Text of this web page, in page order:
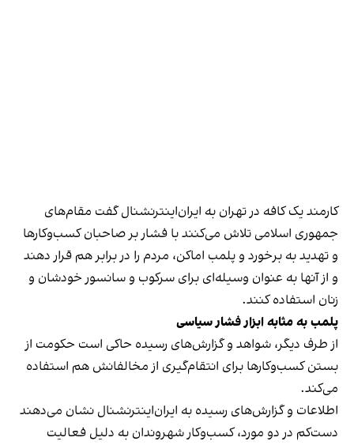
کارمند یک کافه در تهران به ایران‌اینترنشنال گفت مقام‌های
جمهوری اسلامی تلاش می‌کنند با فشار بر صاحبان کسب‌وکارها
و تهدید به برخورد و پلمب اماکن، مردم را در برابر هم قرار دهند
و از آنها به عنوان وسیله‌ای برای سرکوب و سانسور خودشان و
زنان استفاده کنند.
پلمب به مثابه ابزار فشار سیاسی
از طرف دیگر، شواهد و گزارش‌های رسیده حاکی است حکومت از
بستن کسب‌وکارها برای انتقام‌گیری از مخالفانش هم استفاده
می‌کند.
اطلاعات و گزارش‌های رسیده به ایران‌اینترنشنال نشان می‌دهند
دست‌کم در دو مورد، کسب‌وکار شهروندان به دلیل فعالیت